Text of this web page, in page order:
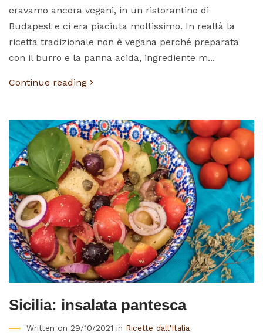
eravamo ancora vegani, in un ristorantino di
Budapest e ci era piaciuta moltissimo. In realtà la
ricetta tradizionale non è vegana perché preparata
con il burro e la panna acida, ingrediente m...
Continue reading
Sicilia: insalata pantesca
Written on 29/10/2021 in Ricette dall'Italia